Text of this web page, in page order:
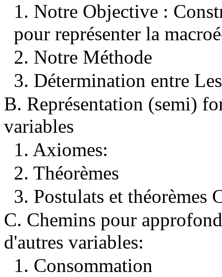
1. Notre Objective :
pour représenter la
2. Notre Méthode
3. Détermination entre
B. Représentation (semi)
variables
1. Axiomes:
2. Théorèmes
3. Postulats et théorèmes
C. Chemins pour
d'autres variables:
1. Consommation